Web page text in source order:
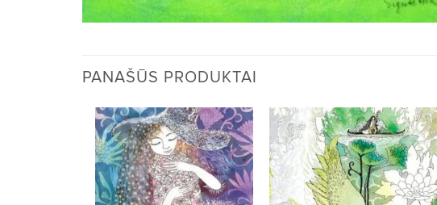
PANAŠŪS PRODUKTAI